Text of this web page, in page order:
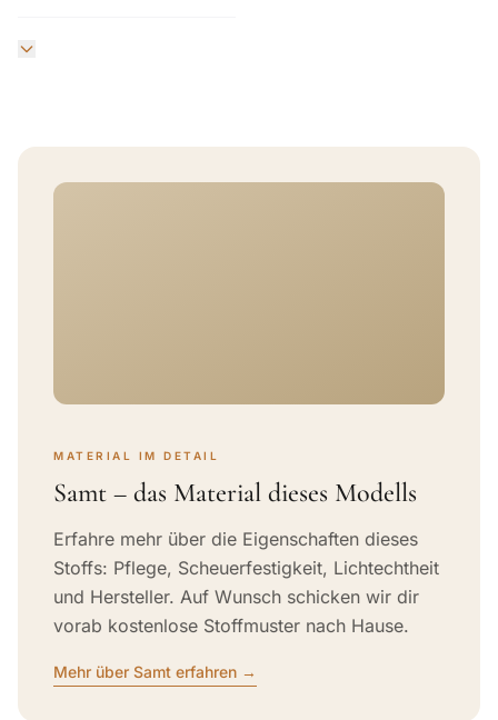
MATERIAL IM DETAIL
Samt – das Material dieses Modells
Erfahre mehr über die Eigenschaften dieses
Stoffs: Pflege, Scheuerfestigkeit, Lichtechtheit
und Hersteller. Auf Wunsch schicken wir dir
vorab kostenlose Stoffmuster nach Hause.
Mehr über Samt erfahren →